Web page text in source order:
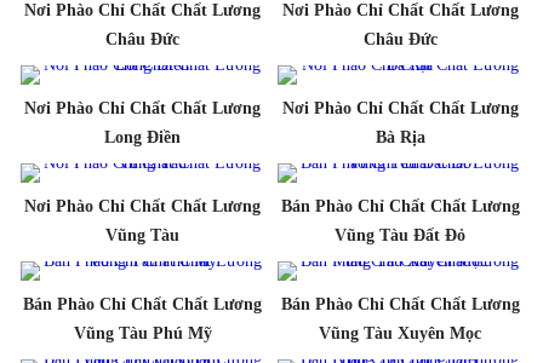
Nơi Phào Chỉ Chất Chất Lương
Châu Đức
Nơi Phào Chỉ Chất Chất Lương
Châu Đức
Nơi Phào Chỉ Chất Chất Lương
Long Điền
Nơi Phào Chỉ Chất Chất Lương
Bà Rịa
Nơi Phào Chỉ Chất Chất Lương
Vũng Tàu
Bán Phào Chỉ Chất Chất Lương
Vũng Tàu Đất Đỏ
Bán Phào Chỉ Chất Chất Lương
Vũng Tàu Phú Mỹ
Bán Phào Chỉ Chất Chất Lương
Vũng Tàu Xuyên Mọc